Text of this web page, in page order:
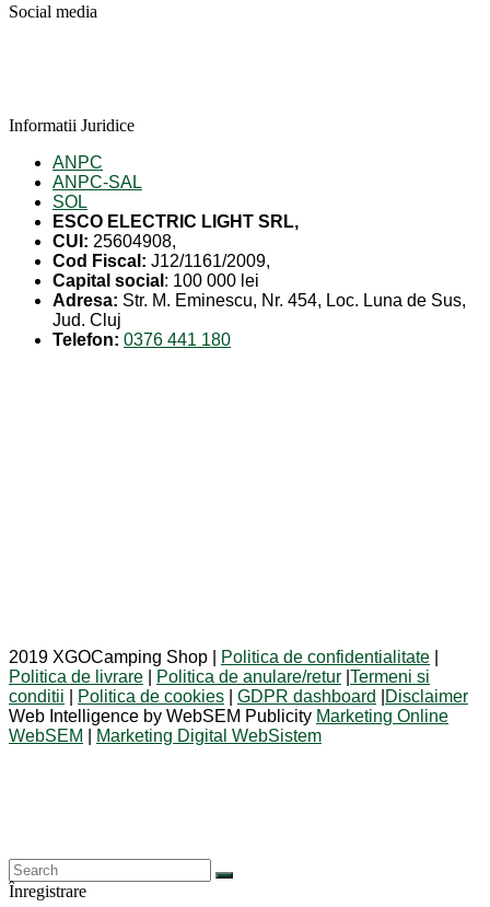
Social media
Informatii Juridice
ANPC
ANPC-SAL
SOL
ESCO ELECTRIC LIGHT SRL,
CUI: 25604908,
Cod Fiscal: J12/1161/2009,
Capital social : 100 000 lei
Adresa: Str. M. Eminescu, Nr. 454, Loc. Luna de Sus,
Jud. Cluj
Telefon: 0376 441 180
2019 XGOCamping Shop | Politica de confidentialitate
Politica de livrare
Politica de anulare/retur Termeni si
conditii
Politica de cookies GDPR dashboard
Disclaimer
Web Intelligence by WebSEM Publicity Marketing Online
WebSEM
Marketing Digital WebSistem
Înregistrare